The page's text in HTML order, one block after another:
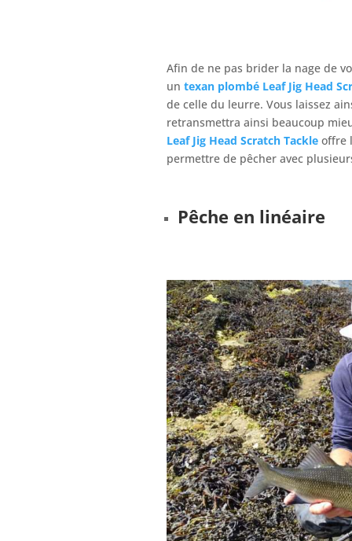
Afin de ne pas brider la nage de
un texan plombé Leaf Jig Head
de celle du leurre. Vous laissez
retransmettra ainsi beaucoup
Leaf Jig Head Scratch Tackleoffre
permettre de pêcher avec
Pêche en linéaire